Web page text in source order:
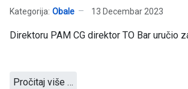
Kategorija: Obale 13 Decembar 2023
Direktoru PAM CG direktor TO Bar uručio
Pročitaj više …